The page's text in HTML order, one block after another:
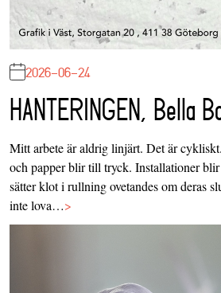
2026-06-24
HANTERINGEN, Bella
Mitt arbete är aldrig linjärt. Det är
och papper blir till tryck. Installationer blir
sätter klot i rullning ovetandes om deras
inte lova…>